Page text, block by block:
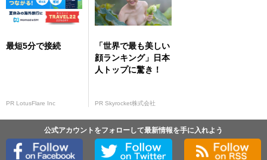
最短5分で接続
PR LotusFlare Inc
「世界で最も美しい
顔ランキング」日本
人トップに驚き！
PR Skyrocket株式会社
公式アカウントをフォローして最新情報を手に入れよう